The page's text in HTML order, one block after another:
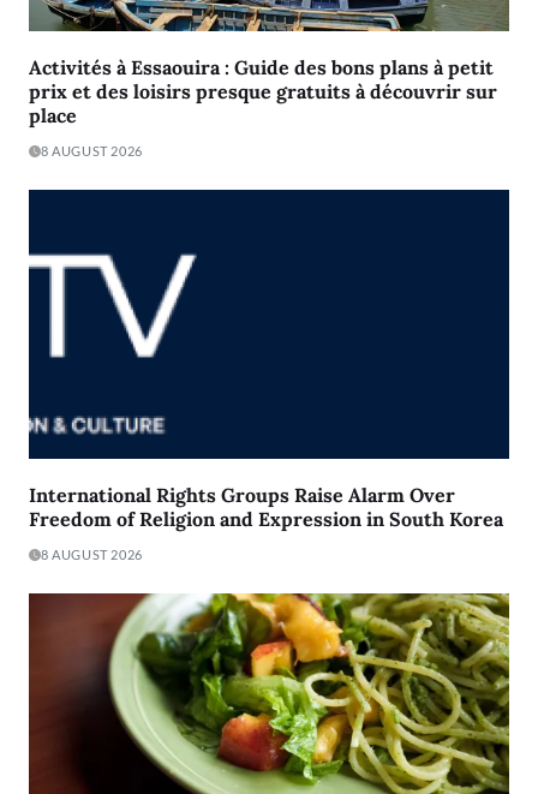
Activités à Essaouira : Guide des bons plans à petit
prix et des loisirs presque gratuits à découvrir sur
place
8 AUGUST 2026
International Rights Groups Raise Alarm Over
Freedom of Religion and Expression in South Korea
8 AUGUST 2026